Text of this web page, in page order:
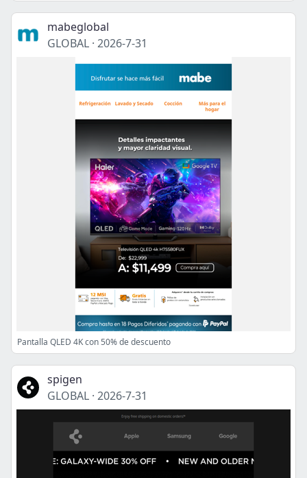
mabeglobal
GLOBAL · 2026-7-31
Pantalla QLED 4K con 50% de descuento
spigen
GLOBAL · 2026-7-31